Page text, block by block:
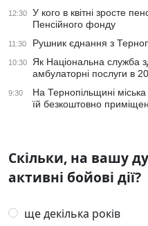
12:30
У кого в квітні зросте
Пенсійного фонду
11:30 Рушник єднання з
10:30
Як Національна служба
амбулаторні послуги в
9:30
На Тернопільщині
їй безкоштовно
Скільки, на вашу
активні бойові дії?
ще декілька років